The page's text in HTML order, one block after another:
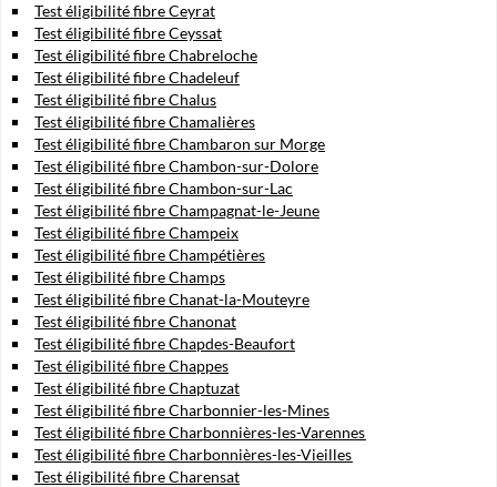
Test éligibilité fibre Ceyrat
Test éligibilité fibre Ceyssat
Test éligibilité fibre Chabreloche
Test éligibilité fibre Chadeleuf
Test éligibilité fibre Chalus
Test éligibilité fibre Chamalières
Test éligibilité fibre Chambaron sur Morge
Test éligibilité fibre Chambon-sur-Dolore
Test éligibilité fibre Chambon-sur-Lac
Test éligibilité fibre Champagnat-le-Jeune
Test éligibilité fibre Champeix
Test éligibilité fibre Champétières
Test éligibilité fibre Champs
Test éligibilité fibre Chanat-la-Mouteyre
Test éligibilité fibre Chanonat
Test éligibilité fibre Chapdes-Beaufort
Test éligibilité fibre Chappes
Test éligibilité fibre Chaptuzat
Test éligibilité fibre Charbonnier-les-Mines
Test éligibilité fibre Charbonnières-les-Varennes
Test éligibilité fibre Charbonnières-les-Vieilles
Test éligibilité fibre Charensat